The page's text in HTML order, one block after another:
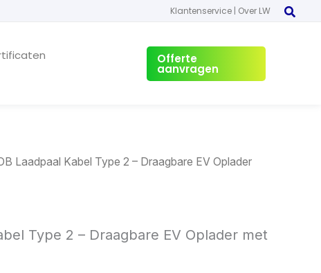
Klantenservice | Over LW
Offerte
aanvragen
Laadpaal Kabel Type 2 – Draagbare EV Oplader
Type 2 – Draagbare EV Oplader met